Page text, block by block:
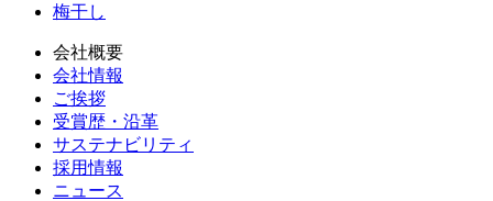
梅干し
会社概要
会社情報
ご挨拶
受賞歴・沿革
サステナビリティ
採用情報
ニュース